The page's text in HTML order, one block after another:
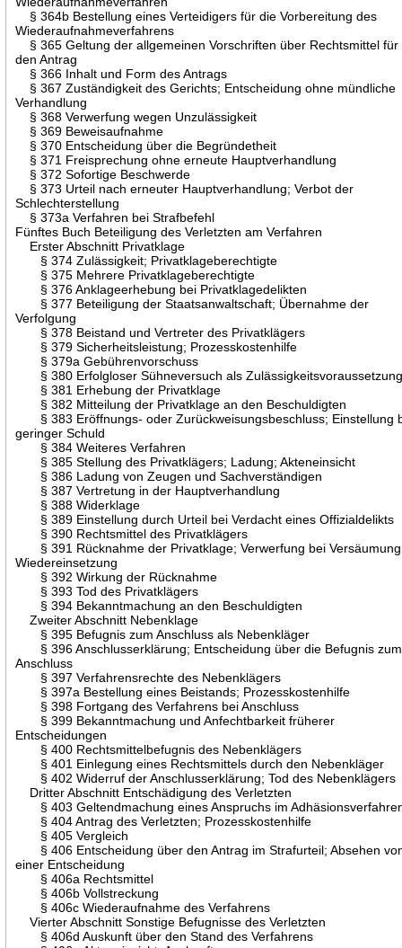
§ 364b Bestellung eines Verteidigers für die Vorbereitung des
Wiederaufnahmeverfahrens
§ 365 Geltung der allgemeinen Vorschriften über Rechtsmittel für
den Antrag
§ 366 Inhalt und Form des Antrags
§ 367 Zuständigkeit des Gerichts; Entscheidung ohne mündliche
Verhandlung
§ 368 Verwerfung wegen Unzulässigkeit
§ 369 Beweisaufnahme
§ 370 Entscheidung über die Begründetheit
§ 371 Freisprechung ohne erneute Hauptverhandlung
§ 372 Sofortige Beschwerde
§ 373 Urteil nach erneuter Hauptverhandlung; Verbot der
Schlechterstellung
§ 373a Verfahren bei Strafbefehl
Fünftes Buch Beteiligung des Verletzten am Verfahren
Erster Abschnitt Privatklage
§ 374 Zulässigkeit; Privatklageberechtigte
§ 375 Mehrere Privatklageberechtigte
§ 376 Anklageerhebung bei Privatklagedelikten
§ 377 Beteiligung der Staatsanwaltschaft; Übernahme der
Verfolgung
§ 378 Beistand und Vertreter des Privatklägers
§ 379 Sicherheitsleistung; Prozesskostenhilfe
§ 379a Gebührenvorschuss
§ 380 Erfolgloser Sühneversuch als
§ 381 Erhebung der Privatklage
§ 382 Mitteilung der Privatklage an den Beschuldigten
§ 383 Eröffnungs- oder Zurückweisungsbeschluss; Einstellung
geringer Schuld
§ 384 Weiteres Verfahren
§ 385 Stellung des Privatklägers; Ladung; Akteneinsicht
§ 386 Ladung von Zeugen und Sachverständigen
§ 387 Vertretung in der Hauptverhandlung
§ 388 Widerklage
§ 389 Einstellung durch Urteil bei Verdacht eines Offizialdelikts
§ 390 Rechtsmittel des Privatklägers
§ 391 Rücknahme der Privatklage; Verwerfung bei
Wiedereinsetzung
§ 392 Wirkung der Rücknahme
§ 393 Tod des Privatklägers
§ 394 Bekanntmachung an den Beschuldigten
Zweiter Abschnitt Nebenklage
§ 395 Befugnis zum Anschluss als Nebenkläger
§ 396 Anschlusserklärung; Entscheidung über die Befugnis zum
Anschluss
§ 397 Verfahrensrechte des Nebenklägers
§ 397a Bestellung eines Beistands; Prozesskostenhilfe
§ 398 Fortgang des Verfahrens bei Anschluss
§ 399 Bekanntmachung und Anfechtbarkeit früherer
Entscheidungen
§ 400 Rechtsmittelbefugnis des Nebenklägers
§ 401 Einlegung eines Rechtsmittels durch den Nebenkläger
§ 402 Widerruf der Anschlusserklärung; Tod des Nebenklägers
Dritter Abschnitt Entschädigung des Verletzten
§ 403 Geltendmachung eines Anspruchs im
§ 404 Antrag des Verletzten; Prozesskostenhilfe
§ 405 Vergleich
§ 406 Entscheidung über den Antrag im Strafurteil; Absehen
einer Entscheidung
§ 406a Rechtsmittel
§ 406b Vollstreckung
§ 406c Wiederaufnahme des Verfahrens
Vierter Abschnitt Sonstige Befugnisse des Verletzten
§ 406d Auskunft über den Stand des Verfahrens